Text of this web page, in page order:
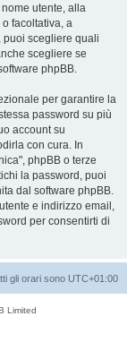
utente, alla
facoltativa, a
puoi scegliere quali
scegliere se
phpBB.
per garantire la
password su più
account su
con cura. In
phpBB o terze
la password, puoi
dal software phpBB.
e indirizzo email,
per consentirti di
gli orari sono UTC+01:00
Limited